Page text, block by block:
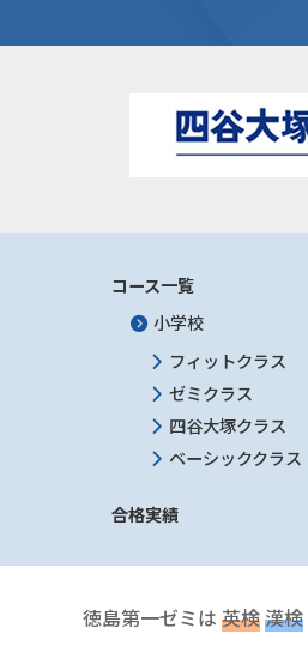
コース一覧
小学校
フィットクラス
ゼミクラス
四谷大塚クラス
ベーシッククラス
合格実績
徳島第一ゼミは英検漢検